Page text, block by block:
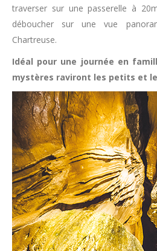
traverser sur une passerelle à
déboucher sur une vue
Chartreuse.
Idéal pour une journée en
mystères raviront les petits et